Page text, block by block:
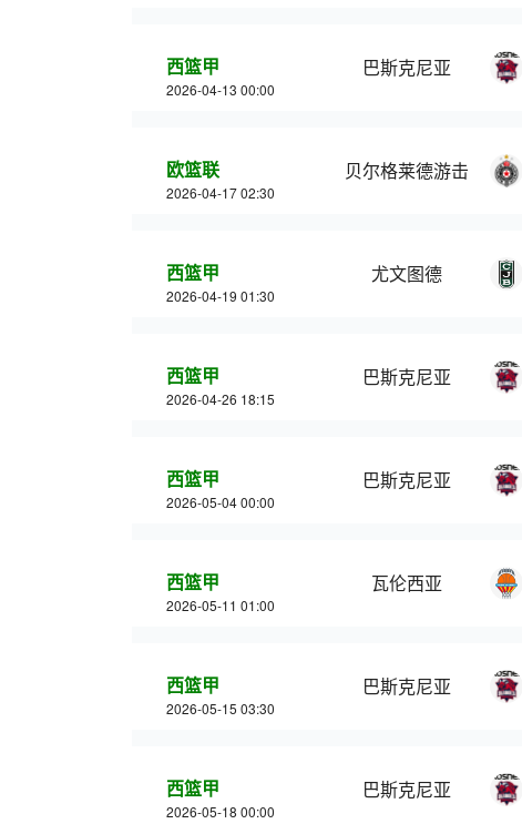
西篮甲
2026-04-13 00:00
巴斯克尼亚
欧篮联
2026-04-17 02:30
贝尔格莱德游击
西篮甲
2026-04-19 01:30
尤文图德
西篮甲
2026-04-26 18:15
巴斯克尼亚
西篮甲
2026-05-04 00:00
巴斯克尼亚
西篮甲
2026-05-11 01:00
瓦伦西亚
西篮甲
2026-05-15 03:30
巴斯克尼亚
西篮甲
2026-05-18 00:00
巴斯克尼亚